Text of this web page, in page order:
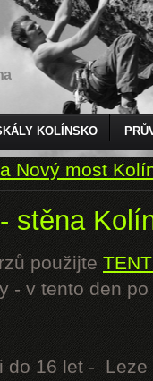
KOLÍNSKO
Nový most
stěna
použijte
- v tento den
do 16 let -